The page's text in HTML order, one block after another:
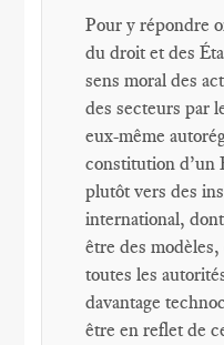
Pour y répondre
du droit et des
sens moral des
des secteurs par
eux-même
constitution d’un
plutôt vers des
international,
être des
toutes les
davantage
être en reflet de